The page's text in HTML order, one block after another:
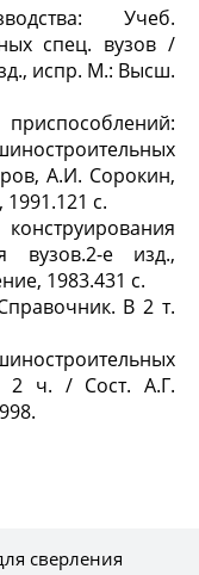
Учеб.
спец. вузов /
испр. М.: Высш.
А.И. Сорокин,
с.
вузов.2-е изд.,
1983.431 с.
В 2 т.
2 ч. / Сост. А.Г.
сверления